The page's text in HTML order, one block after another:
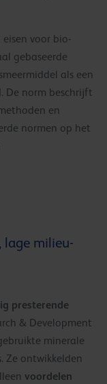
eisen voor bio-
gebaseerde
als een
De norm beschrijft
en
normen op het
lage milieu-
presterende
& Development
minerale
Ze ontwikkelden
voordelen